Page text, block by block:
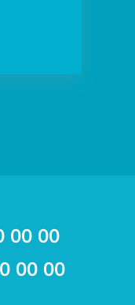
00 00
00 00